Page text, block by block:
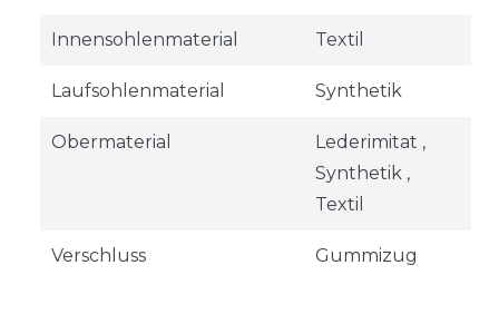
Innensohlenmaterial Textil
Laufsohlenmaterial Synthetik
Obermaterial
Lederimitat ,
Synthetik ,
Textil
Verschluss Gummizug